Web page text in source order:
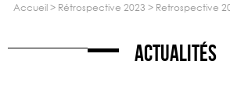
accueil> rétrospective 2023 > retrospective
Actualités